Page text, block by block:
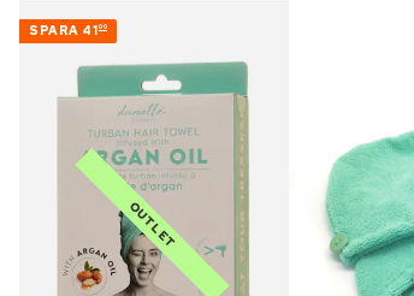
SPARA 4100
OUTLET